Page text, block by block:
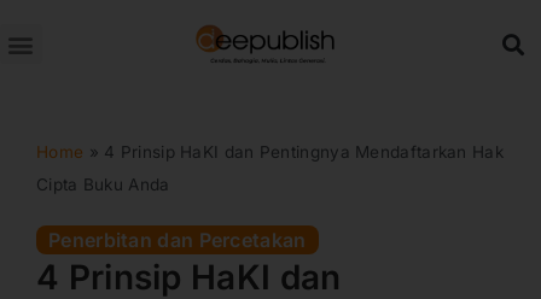
ke
Home » 4 Prinsip HaKI dan Pentingnya Mendaftarkan Hak
Cipta Buku Anda
Penerbitan dan Percetakan
4 Prinsip HaKI dan